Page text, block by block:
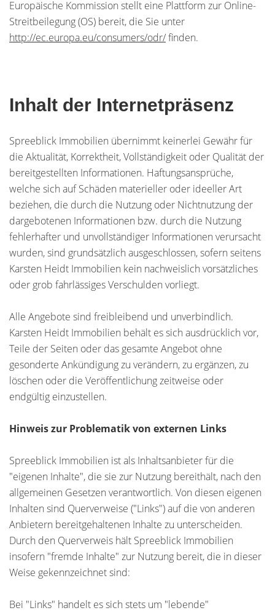
Europäische Kommission stellt eine Plattform zur Online-
Streitbeilegung (OS) bereit, die Sie unter
http://ec.europa.eu/consumers/odr/finden.
Inhalt der Internetpräsenz
Spreeblick Immobilien übernimmt keinerlei Gewähr für
die Aktualität, Korrektheit, Vollständigkeit oder Qualität der
bereitgestellten Informationen. Haftungsansprüche,
welche sich auf Schäden materieller oder ideeller Art
beziehen, die durch die Nutzung oder Nichtnutzung der
dargebotenen Informationen bzw. durch die Nutzung
fehlerhafter und unvollständiger Informationen verursacht
wurden, sind grundsätzlich ausgeschlossen, sofern seitens
Karsten Heidt Immobilien kein nachweislich vorsätzliches
oder grob fahrlässiges Verschulden vorliegt.
Alle Angebote sind freibleibend und unverbindlich.
Karsten Heidt Immobilien behält es sich ausdrücklich vor,
Teile der Seiten oder das gesamte Angebot ohne
gesonderte Ankündigung zu verändern, zu ergänzen, zu
löschen oder die Veröffentlichung zeitweise oder
endgültig einzustellen.
Hinweis zur Problematik von externen Links
Spreeblick Immobilien ist als Inhaltsanbieter für die
"eigenen Inhalte", die sie zur Nutzung bereithält, nach den
allgemeinen Gesetzen verantwortlich. Von diesen eigenen
Inhalten sind Querverweise ("Links") auf die von anderen
Anbietern bereitgehaltenen Inhalte zu unterscheiden.
Durch den Querverweis hält Spreeblick Immobilien
insofern "fremde Inhalte" zur Nutzung bereit, die in dieser
Weise gekennzeichnet sind:
Bei "Links" handelt es sich stets um "lebende"